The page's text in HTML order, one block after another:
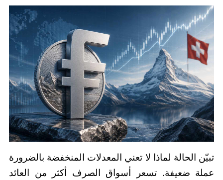
تبيّن الحالة لماذا لا تعني المعدلات المنخفضة بالضرورة
عملة ضعيفة. تسعر أسواق الصرف أكثر من العائد